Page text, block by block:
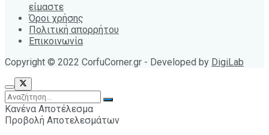
είμαστε
Όροι χρήσης
Πολιτική απορρήτου
Επικοινωνία
Copyright © 2022 CorfuCorner.gr - Developed by DigiLab
Κανένα Αποτέλεσμα
Προβολή Αποτελεσμάτων